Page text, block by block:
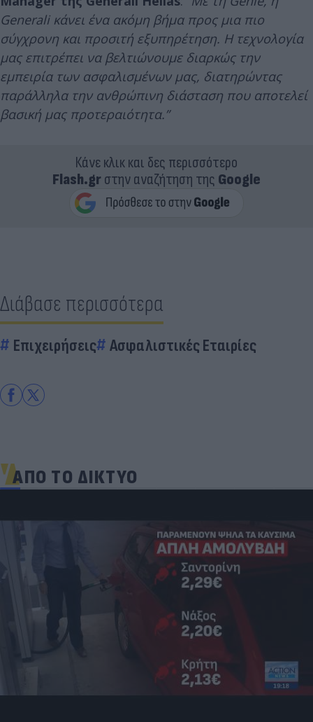
Generali κάνει ένα ακόμη βήμα προς μια πιο
σύγχρονη και προσιτή εξυπηρέτηση. Η τεχνολογία
μας επιτρέπει να βελτιώνουμε διαρκώς την
εμπειρία των ασφαλισμένων μας, διατηρώντας
παράλληλα την ανθρώπινη διάσταση που αποτελεί
βασική μας προτεραιότητα.”
Κάνε κλικ και δες περισσότερο
Flash.grστην αναζήτηση της Google
Διάβασε περισσότερα
Επιχειρήσεις Ασφαλιστικές Εταιρίες
ΑΠΟ ΤΟ ΔΙΚΤΥΟ